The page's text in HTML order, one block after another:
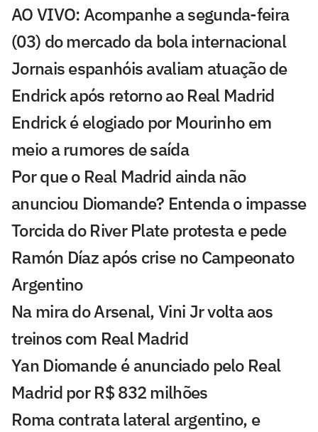
AO VIVO: Acompanhe a segunda-feira
(03) do mercado da bola internacional
Jornais espanhóis avaliam atuação de
Endrick após retorno ao Real Madrid
Endrick é elogiado por Mourinho em
meio a rumores de saída
Por que o Real Madrid ainda não
anunciou Diomande? Entenda o impasse
Torcida do River Plate protesta e pede
Ramón Díaz após crise no Campeonato
Argentino
Na mira do Arsenal, Vini Jr volta aos
treinos com Real Madrid
Yan Diomande é anunciado pelo Real
Madrid por R$ 832 milhões
Roma contrata lateral argentino, e